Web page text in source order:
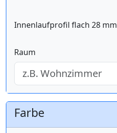
Innenlaufprofil flach 28 mm
Raum
Farbe